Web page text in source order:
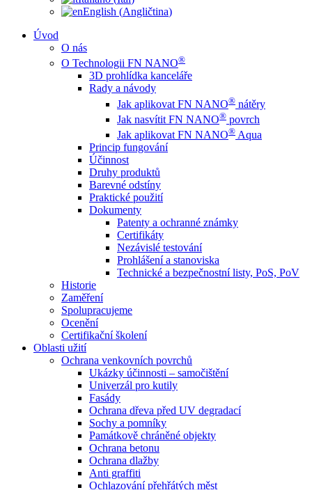
English (Angličtina)
Úvod
O nás
O Technologii FN NANO®
3D prohlídka kanceláře
Rady a návody
Jak aplikovat FN NANO® nátěry
Jak nasvítit FN NANO® povrch
Jak aplikovat FN NANO® Aqua
Princip fungování
Účinnost
Druhy produktů
Barevné odstíny
Praktické použití
Dokumenty
Patenty a ochranné známky
Certifikáty
Nezávislé testování
Prohlášení a stanoviska
Technické a bezpečnostní listy, PoS, PoV
Historie
Zaměření
Spolupracujeme
Ocenění
Certifikační školení
Oblasti užití
Ochrana venkovních povrchů
Ukázky účinnosti – samočištění
Univerzál pro kutily
Fasády
Ochrana dřeva před UV degradací
Sochy a pomníky
Památkově chráněné objekty
Ochrana betonu
Ochrana dlažby
Anti graffiti
Ochlazování přehřátých měst